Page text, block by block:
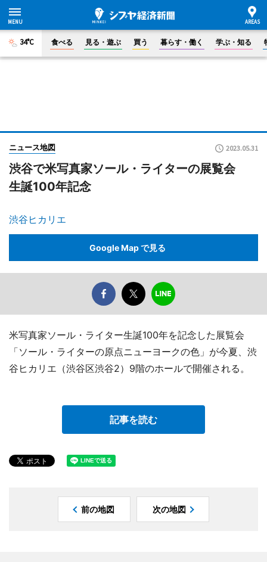
34°C 食べる 見る・遊ぶ 買う 暮らす・働く 学ぶ・知る
ニュース地図 2023.05.31
渋谷で米写真家ソール・ライターの展覧会
生誕100年記念
渋谷ヒカリエ
Google Map で見る
米写真家ソール・ライター生誕100年を記念した展覧会
「ソール・ライターの原点ニューヨークの色」が今夏、渋
谷ヒカリエ（渋谷区渋谷2）9階のホールで開催される。
記事を読む
前の地図 次の地図